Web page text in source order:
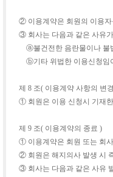
② 이용계약은 회원의 이용
③ 회사는 다음과 같은 사유
ⓐ불건전한 음란물이나 불
ⓑ기타 위법한 이용신청임
제 8 조( 이용계약 사항의 변
① 회원은 이용 신청시 기재
제 9 조( 이용계약의 종료 )
① 이용계약은 회원 또는 회
② 회원은 해지의사 발생 시
③ 회사는 다음과 같은 사유